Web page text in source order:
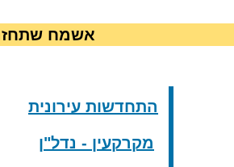
אשמח
התחדשות עירונית
מקרקעין - נדל"ן